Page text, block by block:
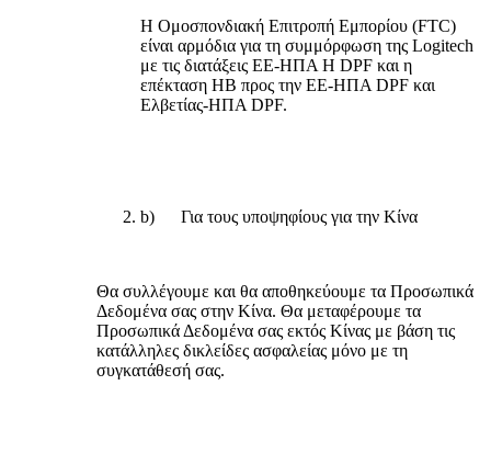
Η Ομοσπονδιακή Επιτροπή Εμπορίου (FTC)
είναι αρμόδια για τη συμμόρφωση της Logitech
με τις διατάξεις ΕΕ-ΗΠΑ Η DPF και η
επέκταση ΗΒ προς την ΕΕ-ΗΠΑ DPF και
Ελβετίας-ΗΠΑ DPF.
b) Για τους υποψηφίους για την Κίνα
Θα συλλέγουμε και θα αποθηκεύουμε τα Προσωπικά
Δεδομένα σας στην Κίνα. Θα μεταφέρουμε τα
Προσωπικά Δεδομένα σας εκτός Κίνας με βάση τις
κατάλληλες δικλείδες ασφαλείας μόνο με τη
συγκατάθεσή σας.